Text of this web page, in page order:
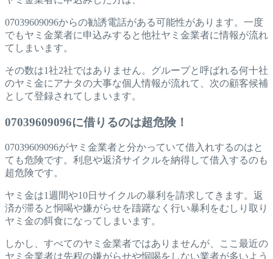
07039609096からの勧誘電話がある可能性があります。一度
でもヤミ金業者に申込みすると他社ヤミ金業者に情報が流れ
てしまいます。
その数は1社2社ではありません。グループと呼ばれる何十社
のヤミ金にアナタの大事な個人情報が流れて、次の顧客候補
として登録されてしまいます。
07039609096に借りるのは超危険！
07039609096がヤミ金業者と分かっていて借入れするのはと
ても危険です。利息や返済サイクルを納得して借入するのも
超危険です。
ヤミ金は1週間や10日サイクルの暴利を請求してきます。返
済が滞ると恫喝や嫌がらせを躊躇なく行い暴利をむしり取り
ヤミ金の餌食になってしまいます。
しかし、すべてのヤミ金業者ではありませんが、ここ最近の
ヤミ金業者は先程の嫌がらせや恫喝をしない業者が多いよう